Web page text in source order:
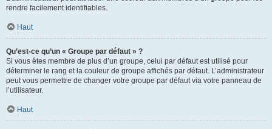
rendre facilement identifiables.
Haut
Qu’est-ce qu’un « Groupe par défaut » ?
Si vous êtes membre de plus d’un groupe, celui par défaut est utilisé pour
déterminer le rang et la couleur de groupe affichés par défaut. L’administrateur
peut vous permettre de changer votre groupe par défaut via votre panneau de
l’utilisateur.
Haut